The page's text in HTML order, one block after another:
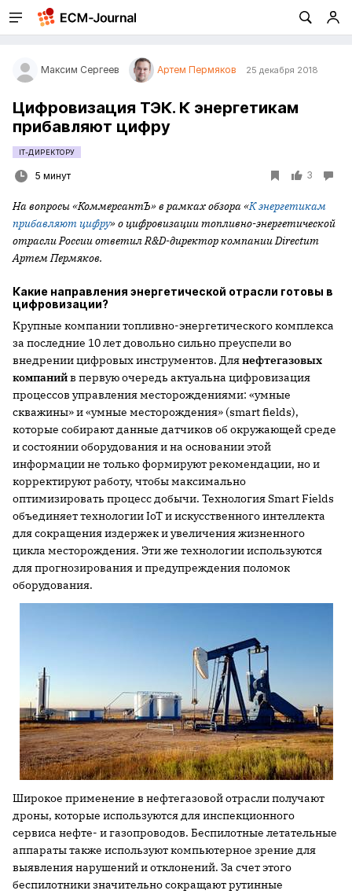
Максим Сергеев Артем Пермяков 25 декабря 2018
Цифровизация ТЭК. К энергетикам
прибавляют цифру
IT-ДИРЕКТОРУ
5 минут 3
На вопросы «КоммерсантЪ» в рамках обзора «К энергетикам
прибавляют цифру» о цифровизации топливно-энергетической
отрасли России ответил R&D-директор компании Directum
Артем Пермяков.
Какие направления энергетической отрасли готовы в
цифровизации?
Крупные компании топливно-энергетического комплекса
за последние 10 лет довольно сильно преуспели во
внедрении цифровых инструментов. Длянефтегазовых
компанийв первую очередь актуальна цифровизация
процессов управления месторождениями: «умные
скважины» и «умные месторождения» (smart fields),
которые собирают данные датчиков об окружающей среде
и состоянии оборудования и на основании этой
информации не только формируют рекомендации, но и
корректируют работу, чтобы максимально
оптимизировать процесс добычи. Технология Smart Fields
объединяет технологии IoT и искусственного интеллекта
для сокращения издержек и увеличения жизненного
цикла месторождения. Эти же технологии используются
для прогнозирования и предупреждения поломок
оборудования.
Широкое применение в нефтегазовой отрасли получают
дроны, которые используются для инспекционного
сервиса нефте- и газопроводов. Беспилотные летательные
аппараты также используют компьютерное зрение для
выявления нарушений и отклонений. За счет этого
беспилотники значительно сокращают рутинные